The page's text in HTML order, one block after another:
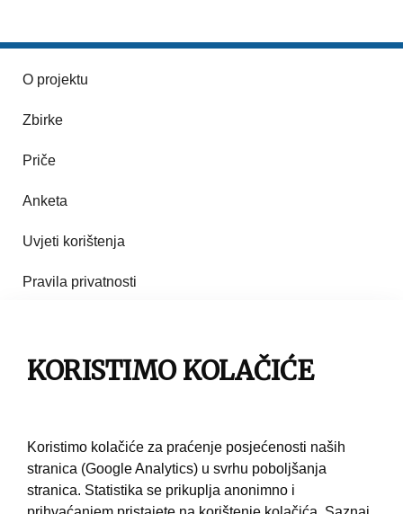
O projektu
Zbirke
Priče
Anketa
Uvjeti korištenja
Pravila privatnosti
Pravila korištenja
KORISTIMO KOLAČIĆE
Koristimo kolačiće za praćenje posjećenosti naših
stranica (Google Analytics) u svrhu poboljšanja
stranica. Statistika se prikuplja anonimno i